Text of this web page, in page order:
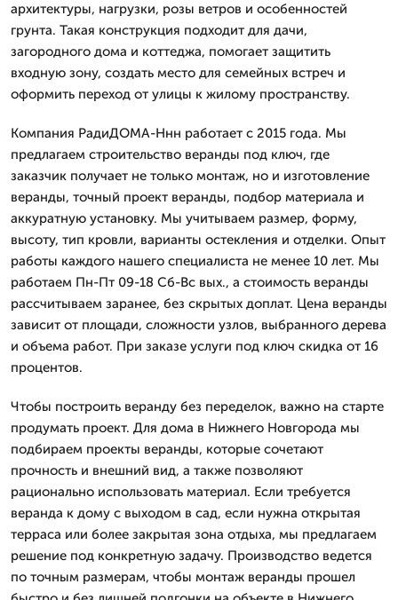
архитектуры, нагрузки, розы ветров и особенностей
грунта. Такая конструкция подходит для дачи,
загородного дома и коттеджа, помогает защитить
входную зону, создать место для семейных встреч и
оформить переход от улицы к жилому пространству.
Компания РадиДОМА-Ннн работает с 2015 года. Мы
предлагаем строительство веранды под ключ, где
заказчик получает не только монтаж, но и изготовление
веранды, точный проект веранды, подбор материала и
аккуратную установку. Мы учитываем размер, форму,
высоту, тип кровли, варианты остекления и отделки. Опыт
работы каждого нашего специалиста не менее 10 лет. Мы
работаем Пн-Пт 09-18 Сб-Вс вых., а стоимость веранды
рассчитываем заранее, без скрытых доплат. Цена веранды
зависит от площади, сложности узлов, выбранного дерева
и объема работ. При заказе услуги под ключ скидка от 16
процентов.
Чтобы построить веранду без переделок, важно на старте
продумать проект. Для дома в Нижнего Новгорода мы
подбираем проекты веранды, которые сочетают
прочность и внешний вид, а также позволяют
рационально использовать материал. Если требуется
веранда к дому с выходом в сад, если нужна открытая
терраса или более закрытая зона отдыха, мы предлагаем
решение под конкретную задачу. Производство ведется
по точным размерам, чтобы монтаж веранды прошел